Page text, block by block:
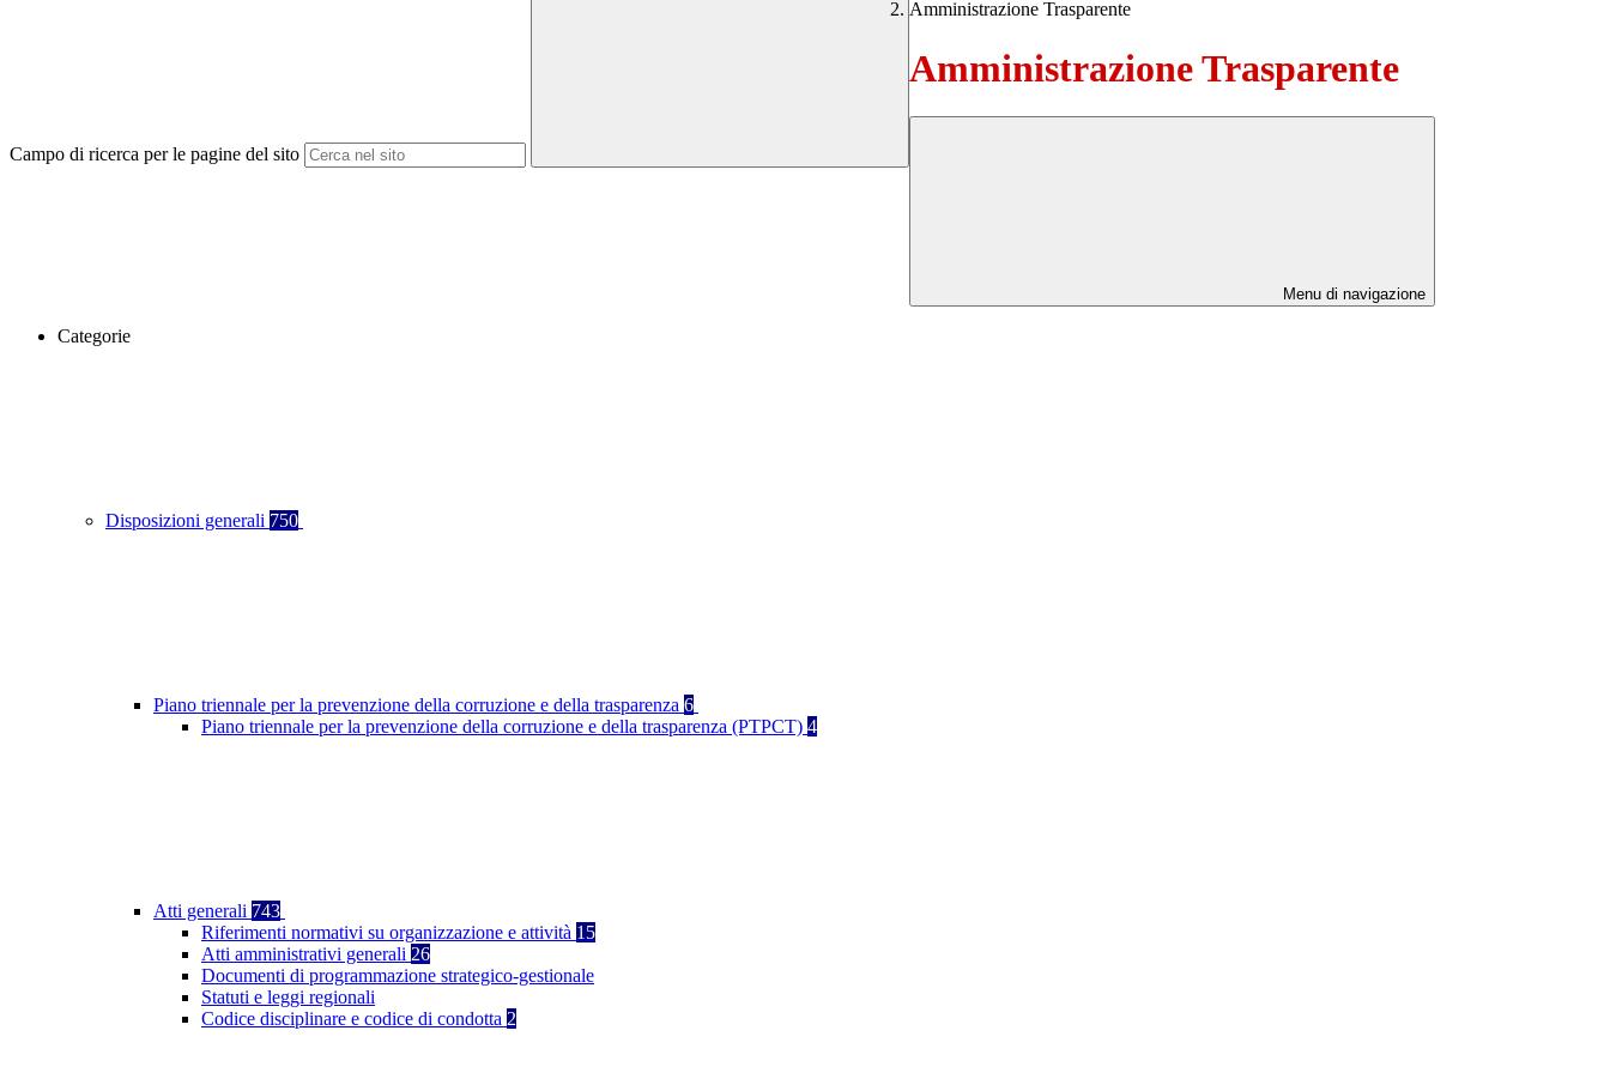
Campo di ricerca per le pagine del sito
Amministrazione Trasparente
Amministrazione Trasparente
Menu di navigazione
Categorie
Disposizioni generali 750
Piano triennale per la prevenzione della corruzione e della trasparenza 6
Piano triennale per la prevenzione della corruzione e della trasparenza (PTPCT) 4
Atti generali 743
Riferimenti normativi su organizzazione e attività 15
Atti amministrativi generali 26
Documenti di programmazione strategico-gestionale
Statuti e leggi regionali
Codice disciplinare e codice di condotta 2